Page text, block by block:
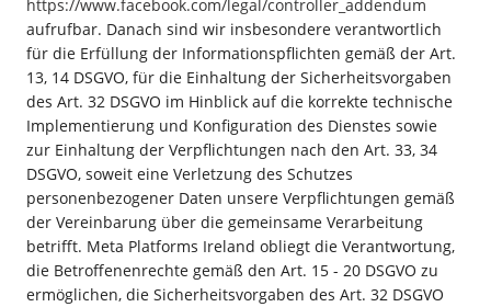
https://www.facebook.com/legal/controller_addendum
aufrufbar. Danach sind wir insbesondere verantwortlich
für die Erfüllung der Informationspflichten gemäß der Art.
13, 14 DSGVO, für die Einhaltung der Sicherheitsvorgaben
des Art. 32 DSGVO im Hinblick auf die korrekte technische
Implementierung und Konfiguration des Dienstes sowie
zur Einhaltung der Verpflichtungen nach den Art. 33, 34
DSGVO, soweit eine Verletzung des Schutzes
personenbezogener Daten unsere Verpflichtungen gemäß
der Vereinbarung über die gemeinsame Verarbeitung
betrifft. Meta Platforms Ireland obliegt die Verantwortung,
die Betroffenenrechte gemäß den Art. 15 - 20 DSGVO zu
ermöglichen, die Sicherheitsvorgaben des Art. 32 DSGVO